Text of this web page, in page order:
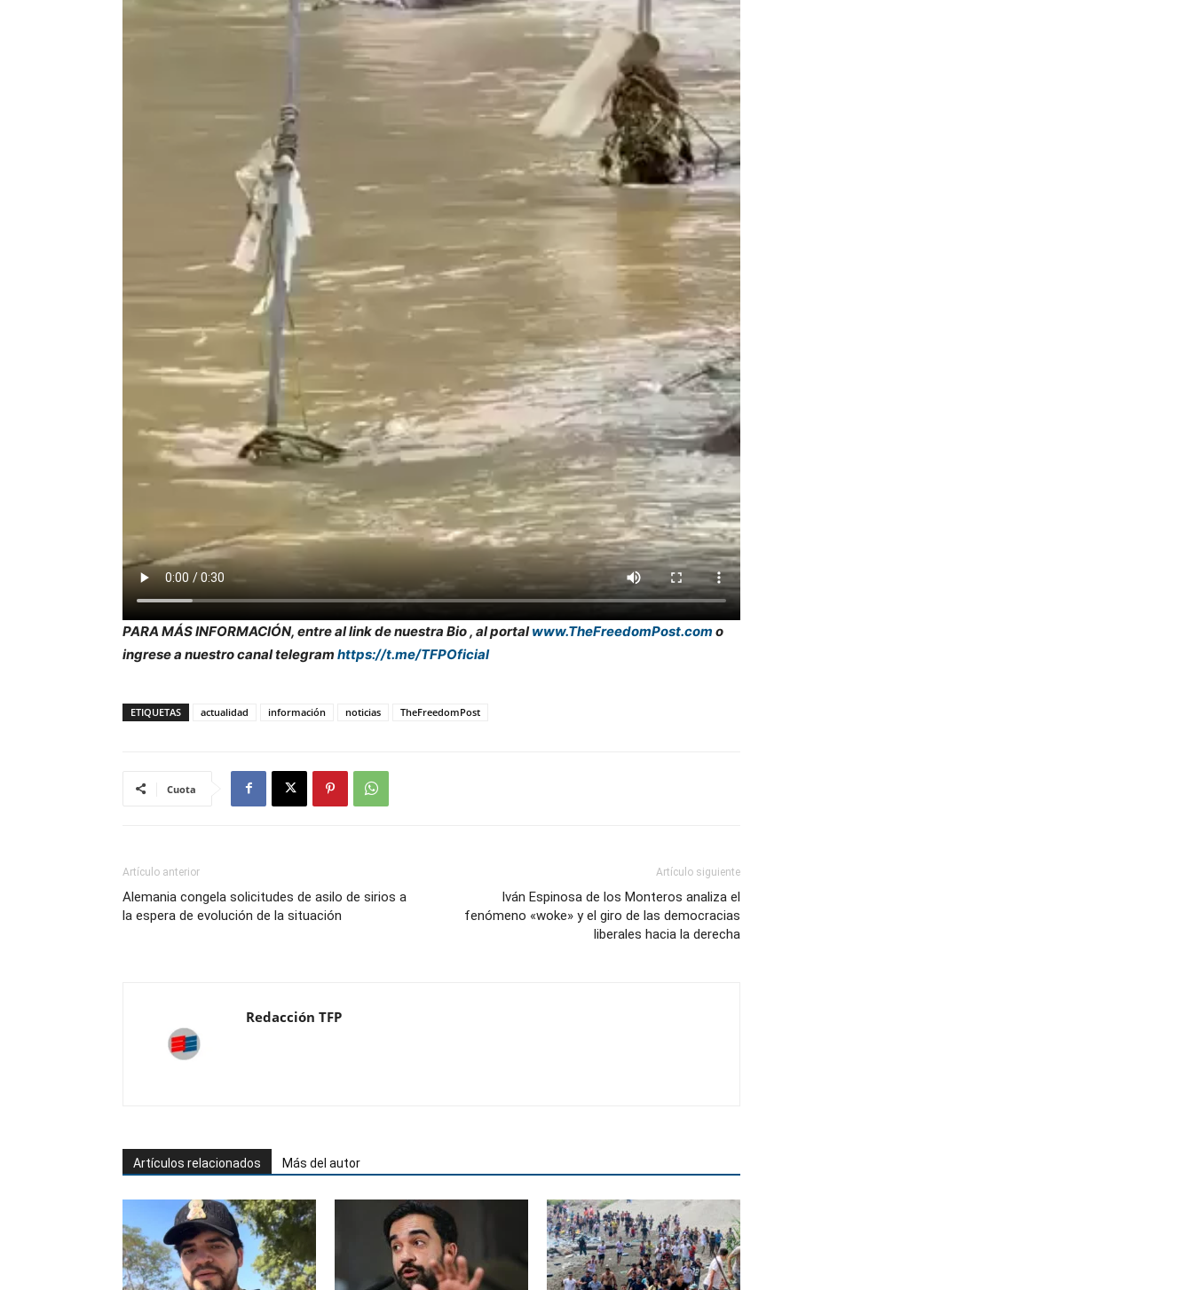
PARA MÁS INFORMACIÓN, entre al link de nuestra Bio , al portalwww.TheFreedomPost.com o
ingrese a nuestro canal telegram https://t.me/TFPOficial
ETIQUETAS actualidad información noticias TheFreedomPost
Cuota
Artículo anterior
Alemania congela solicitudes de asilo de sirios a
la espera de evolución de la situación
Artículo siguiente
Iván Espinosa de los Monteros analiza el
fenómeno «woke» y el giro de las democracias
liberales hacia la derecha
Redacción TFP
Artículos relacionados Más del autor